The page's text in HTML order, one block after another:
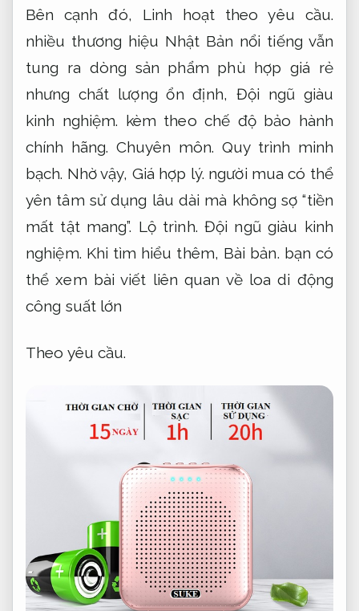
Bên cạnh đó, Linh hoạt theo yêu cầu.
nhiều thương hiệu Nhật Bản nổi tiếng vẫn
tung ra dòng sản phẩm phù hợp giá rẻ
nhưng chất lượng ổn định, Đội ngũ giàu
kinh nghiệm. kèm theo chế độ bảo hành
chính hãng. Chuyên môn. Quy trình minh
bạch. Nhờ vậy, Giá hợp lý. người mua có thể
yên tâm sử dụng lâu dài mà không sợ “tiền
mất tật mang”. Lộ trình. Đội ngũ giàu kinh
nghiệm. Khi tìm hiểu thêm, Bài bản. bạn có
thể xem bài viết liên quan về loa di động
công suất lớn
Theo yêu cầu.